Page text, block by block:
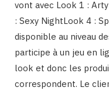
vont avec Look 1 :
: Sexy NightLook 4 :
disponible au niveau
participe à un jeu en
look et donc les
correspondent. Le